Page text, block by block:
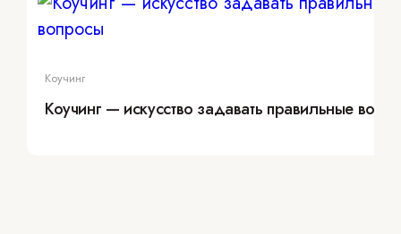
Коучинг
Коучинг — искусство задавать правильные